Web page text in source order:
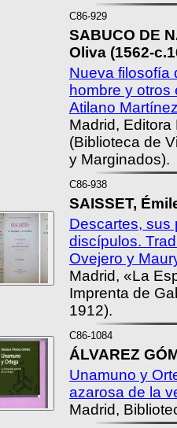
C86-929
SABUCO DE
Oliva (1562-
Nueva filosofía
hombre y
Atilano
Madrid,
(Biblioteca de
y Marginados).
C86-938
SAISSET,
Descartes, sus
discípulos.
Ovejero y
Madrid, «La
Imprenta de
1912).
C86-1084
ÁLVAREZ
Unamuno y
azarosa de la
Madrid,